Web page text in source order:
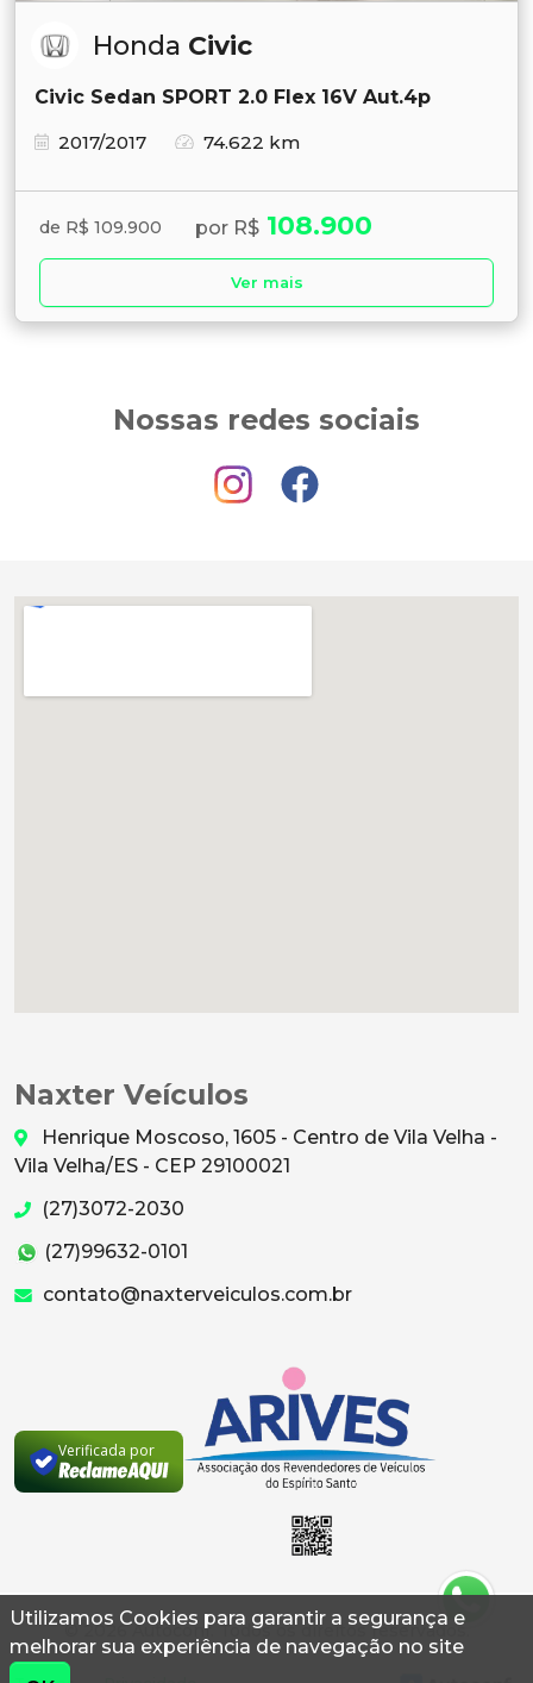
Utilizamos Cookies para garantir a segurança e
melhorar sua experiência de navegação no site
Honda Civic
Civic Sedan SPORT 2.0 Flex 16V Aut.4p
2017/2017
74.622 km
de R$ 109.900 por R$ 108.900
Ver mais
Nossas redes sociais
Naxter Veículos
Henrique Moscoso, 1605 - Centro de Vila Velha -
Vila Velha/ES - CEP 29100021
(27)3072-2030
(27)99632-0101
contato@naxterveiculos.com.br
Verificada por
© 2026 Autoconf. Todos os direitos reservados.